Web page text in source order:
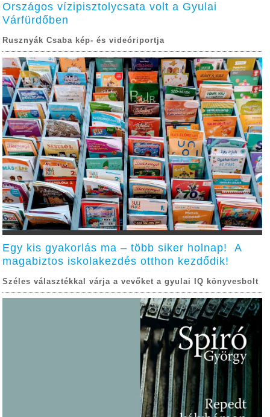
Országos vízipisztolycsata volt a Gyulai
Várfürdőben
Rusznyák Csaba kép- és videóriportja
Egy kis gyakorlás ma – több siker holnap! A
magabiztos iskolakezdés otthon kezdődik!
Széles választékkal várja a vevőket a gyulai IQ könyvesbolt